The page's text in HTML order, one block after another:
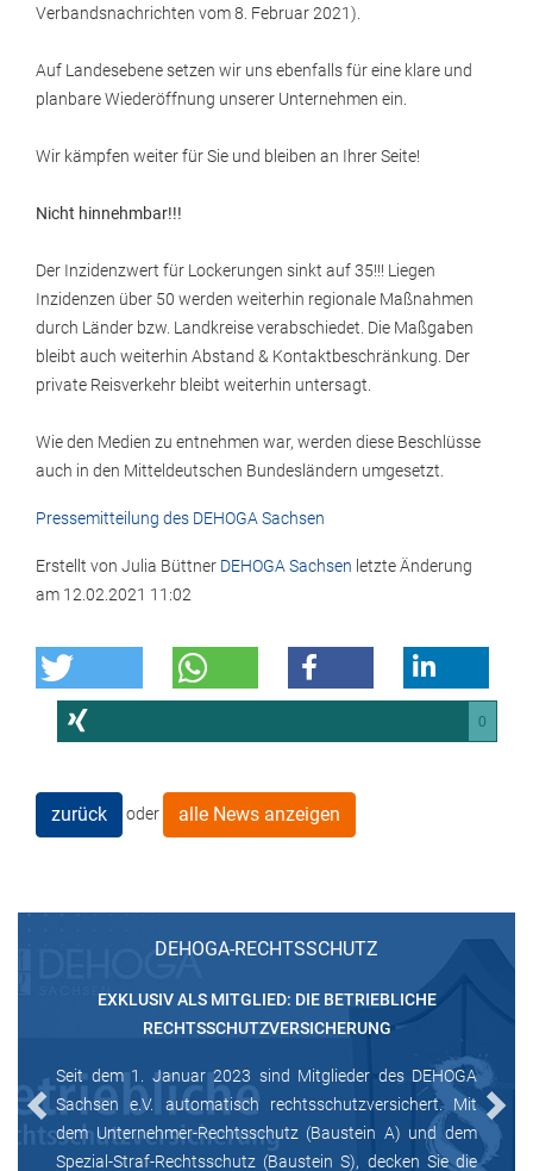
Verbandsnachrichten vom 8. Februar 2021).
Auf Landesebene setzen wir uns ebenfalls für eine klare und
planbare Wiederöffnung unserer Unternehmen ein.
Wir kämpfen weiter für Sie und bleiben an Ihrer Seite!
Nicht hinnehmbar!!!
Der Inzidenzwert für Lockerungen sinkt auf 35!!! Liegen
Inzidenzen über 50 werden weiterhin regionale Maßnahmen
durch Länder bzw. Landkreise verabschiedet. Die Maßgaben
bleibt auch weiterhin Abstand & Kontaktbeschränkung. Der
private Reisverkehr bleibt weiterhin untersagt.
Wie den Medien zu entnehmen war, werden diese Beschlüsse
auch in den Mitteldeutschen Bundesländern umgesetzt.
Pressemitteilung des DEHOGA Sachsen
Erstellt von Julia Büttner DEHOGA Sachsen letzte Änderung
am 12.02.2021 11:02
0
zurück oder alle News anzeigen
DEHOGA-RECHTSSCHUTZ
EXKLUSIV ALS MITGLIED: DIE BETRIEBLICHE
RECHTSSCHUTZVERSICHERUNG
Seit dem 1. Januar 2023 sind Mitglieder des DEHOGA
Sachsen e.V. automatisch rechtsschutzversichert. Mit
dem Unternehmer-Rechtsschutz (Baustein A) und dem
Spezial-Straf-Rechtsschutz (Baustein S), decken Sie die
Previous Next